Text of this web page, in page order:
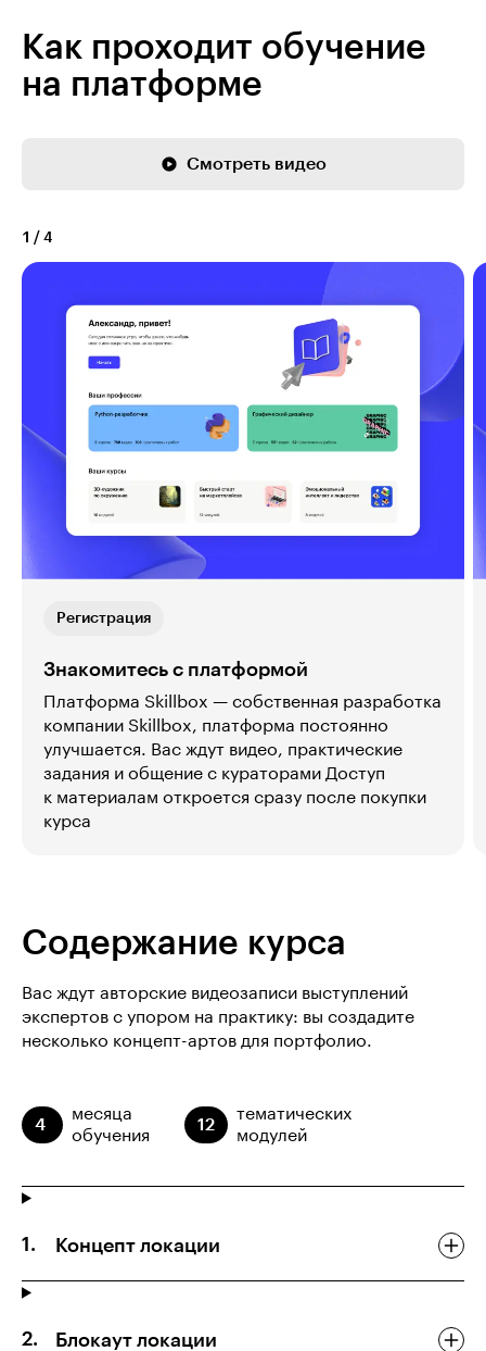
Как проходит обучение
на платформе
Смотреть видео
1 / 4
Регистрация
Знакомитесь с платформой
Платформа Skillbox — собственная разработка
компании Skillbox, платформа постоянно
улучшается. Вас ждут видео, практические
задания и общение с кураторами Доступ
к материалам откроется сразу после покупки
курса
Содержание курса
Вас ждут авторские видеозаписи выступлений
экспертов с упором на практику: вы создадите
несколько концепт-артов для портфолио.
4
месяца
обучения
12
тематических
модулей
Концепт локации
Блокаут локации